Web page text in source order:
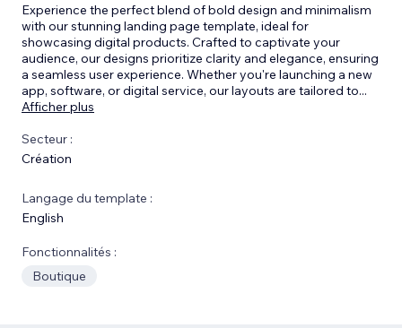
Experience the perfect blend of bold design and minimalism
with our stunning landing page template, ideal for
showcasing digital products. Crafted to captivate your
audience, our designs prioritize clarity and elegance, ensuring
a seamless user experience. Whether you're launching a new
app, software, or digital service, our layouts are tailored to...
Afficher plus
Secteur :
Création
Langage du template :
English
Fonctionnalités :
Boutique